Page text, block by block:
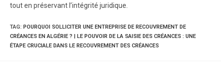
tout en préservant l’intégrité juridique.
TAG: POURQUOI SOLLICITER UNE ENTREPRISE DE RECOUVREMENT DE
CRÉANCES EN ALGÉRIE ? | LE POUVOIR DE LA SAISIE DES CRÉANCES : UNE
ÉTAPE CRUCIALE DANS LE RECOUVREMENT DES CRÉANCES